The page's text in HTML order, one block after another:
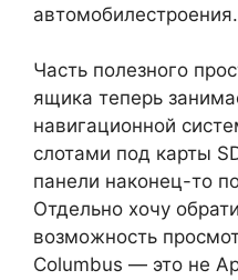
автомобилестроения.
Часть полезного
ящика теперь
навигационной
слотами под карты
панели наконец-то
Отдельно хочу
возможность
Columbus — это не